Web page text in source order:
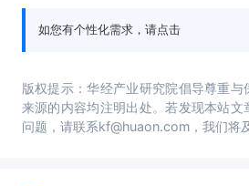
如您有个性化需求，请点击
版权提示：华经产业研究院倡导尊重与
来源的内容均注明出处。若发现本站文
问题，请联系kf@huaon.com，我们将